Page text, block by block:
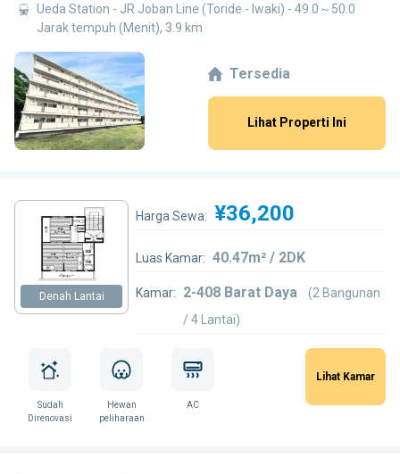
Ueda Station - JR Joban Line (Toride - Iwaki) - 49.0～50.0
Jarak tempuh (Menit), 3.9 km
Tersedia
Lihat Properti Ini
Denah Lantai
Harga Sewa: ¥36,200
Luas Kamar: 40.47m² / 2DK
Kamar: 2-408 Barat Daya
(2 Bangunan
/ 4 Lantai)
Sudah
Direnovasi
Hewan
peliharaan
AC
Lihat Kamar